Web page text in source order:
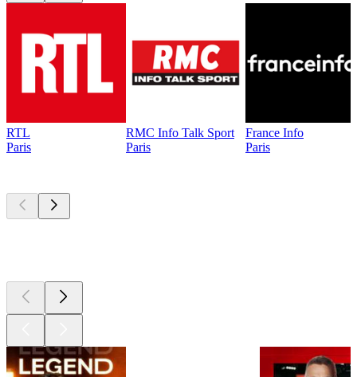
RTL
Paris
RMC Info Talk Sport
Paris
France Info
Paris